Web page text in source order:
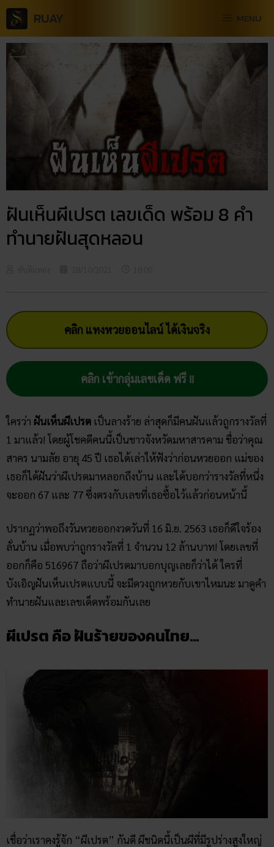
RUAY MENU
ฝันเห็นผีเปรต เลขเด็ด พร้อม 8 คำ
ทำนายฝันสุดหลอน
คลิก แทงหวยออนไลน์ ได้เงินจริง
คลิก เข้ากลุ่มเลขเด็ด ฟรี !!
ใครว่า ฝันเห็นผีเปรต เป็นลางร้าย ล่าสุดก็มีคนฝันแล้วถูกรางวัลที่
1 มาแล้ว! โดยผู้โชคดีคนนี้เป็นชาวจังหวัดมหาสารคาม ชื่อว่าคุณ
สาคร นามลัย อายุ 45 ปี เธอได้เล่าให้ฟังว่าก่อนหวยออก แม่ของ
เธอก็ได้ฝันว่าผีเปรตมาหลอกถึงบ้าน และได้บอกว่ารางวัลที่หนึ่ง
จะออก 67 และ 77 ซึ่งตรงกับเลขที่เธอซื้อไว้แล้วก่อนหน้านี้
ปรากฏว่าพอถึงวันหวยออกงวดวันที่ 16 มิ.ย. 2563 เธอก็ดีใจร้อง
ลั่นบ้าน เมื่อพบว่าถูกรางวัลที่ 1 จำนวน 12 ล้านบาท! โดยเลขที่
ออกก็คือ 516967 ถือว่าผีเปรตมาบอกบุญเลยก็ว่าได้ ใครที่
บังเอิญฝันเห็นเปรตแบบนี้ จะมีดวงถูกหวยกับเขาไหมนะ มาดูคำ
ทำนายฝันและเลขเด็ดพร้อมกันเลย
ผีเปรต คือ ฝันร้ายของคนไทย…
เชื่อว่าเราคงรู้จัก “ผีเปรต” กันดี ผีชนิดนี้เป็นผีที่มีรูปร่างสูงใหญ่